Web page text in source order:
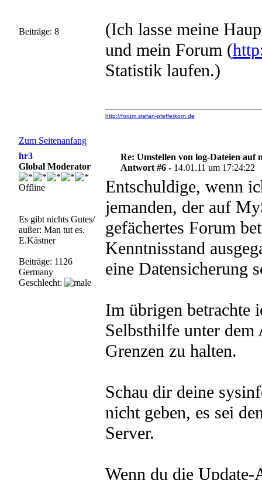
Beiträge: 8
(Ich lasse meine
und mein Forum (
Statistik laufen.)
Zum Seitenanfang
http://forum.stefan-pfefferkorn.de
hr3
Global Moderator
Offline
Es gibt nichts Gutes/
außer: Man tut es.
E.Kästner
Beiträge: 1126
Germany
Geschlecht:
Re: Umstellen von log-Dateien auf
Antwort #6 - 14.01.11 um 17:24:22
Entschuldige, wenn
jemanden, der auf
gefächertes Forum
Kenntnisstand
eine Datensicherung
Im übrigen betrachte
Selbsthilfe unter
Grenzen zu halten.
Schau dir deine
nicht geben, es sei
Server.
Wenn du die Update-